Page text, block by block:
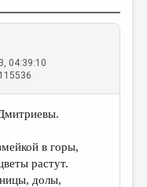
04:39:10
в горы,
растут.
долы,